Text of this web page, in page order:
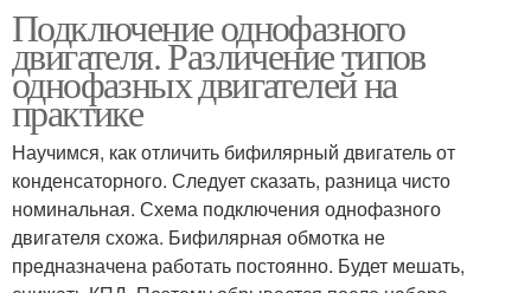
трехфазной сети
Трехфазный двигатель
Двигатель к
однофазной сети
Двигатель без
конденсатора
Двигатель с рабочим
Двигатель через
Подключение однофазного
двигателя. Различение типов
однофазных двигателей на
практике
Научимся, как отличить бифилярный двигатель от
конденсаторного. Следует сказать, разница чисто
номинальная. Схема подключения однофазного
двигателя схожа. Бифилярная обмотка не
предназначена работать постоянно. Будет мешать,